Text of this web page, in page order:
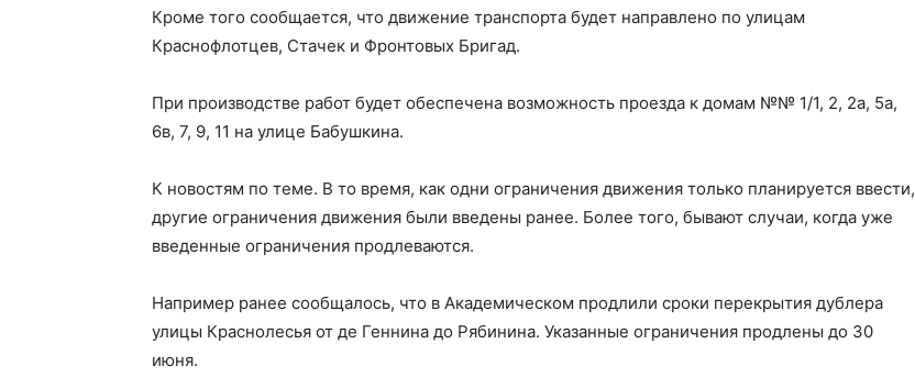
Кроме того сообщается, что движение транспорта будет направлено по улицам
Краснофлотцев, Стачек и Фронтовых Бригад.
При производстве работ будет обеспечена возможность проезда к домам №№ 1/1, 2, 2а, 5а,
6в, 7, 9, 11 на улице Бабушкина.
К новостям по теме. В то время, как одни ограничения движения только планируется ввести,
другие ограничения движения были введены ранее. Более того, бывают случаи, когда уже
введенные ограничения продлеваются.
Например ранее сообщалось, что в Академическом продлили сроки перекрытия дублера
улицы Краснолесья от де Геннина до Рябинина. Указанные ограничения продлены до 30
июня.